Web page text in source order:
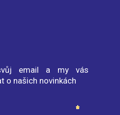
email a my vás
o našich novinkách